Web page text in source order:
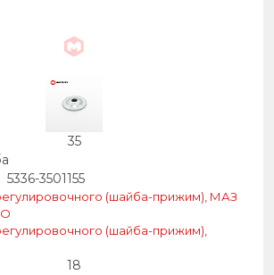
35
5336-3501155
(шайба-прижим), МАЗ
(шайба-прижим),
18